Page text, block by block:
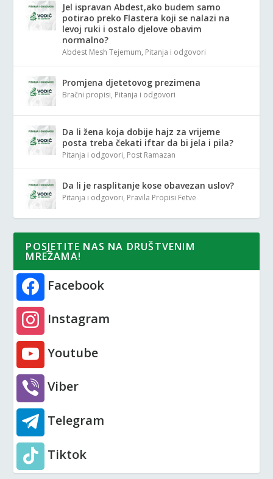
Jel ispravan Abdest,ako budem samo
potirao preko Flastera koji se nalazi na
levoj ruki i ostalo djelove obavim
normalno?
Abdest Mesh Tejemum, Pitanja i odgovori
Promjena djetetovog prezimena
Bračni propisi, Pitanja i odgovori
Da li žena koja dobije hajz za vrijeme
posta treba čekati iftar da bi jela i pila?
Pitanja i odgovori, Post Ramazan
Da li je rasplitanje kose obavezan uslov?
Pitanja i odgovori, Pravila Propisi Fetve
POSJETITE NAS NA DRUŠTVENIM
MREŽAMA!
Facebook
Instagram
Youtube
Viber
Telegram
Tiktok